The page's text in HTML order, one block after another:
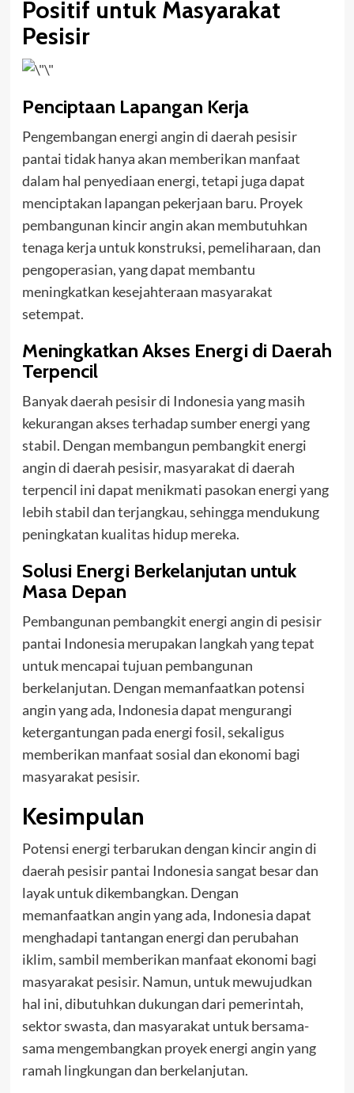
Positif untuk Masyarakat
Pesisir
Penciptaan Lapangan Kerja
Pengembangan energi angin di daerah pesisir
pantai tidak hanya akan memberikan manfaat
dalam hal penyediaan energi, tetapi juga dapat
menciptakan lapangan pekerjaan baru. Proyek
pembangunan kincir angin akan membutuhkan
tenaga kerja untuk konstruksi, pemeliharaan, dan
pengoperasian, yang dapat membantu
meningkatkan kesejahteraan masyarakat
setempat.
Meningkatkan Akses Energi di Daerah
Terpencil
Banyak daerah pesisir di Indonesia yang masih
kekurangan akses terhadap sumber energi yang
stabil. Dengan membangun pembangkit energi
angin di daerah pesisir, masyarakat di daerah
terpencil ini dapat menikmati pasokan energi yang
lebih stabil dan terjangkau, sehingga mendukung
peningkatan kualitas hidup mereka.
Solusi Energi Berkelanjutan untuk
Masa Depan
Pembangunan pembangkit energi angin di pesisir
pantai Indonesia merupakan langkah yang tepat
untuk mencapai tujuan pembangunan
berkelanjutan. Dengan memanfaatkan potensi
angin yang ada, Indonesia dapat mengurangi
ketergantungan pada energi fosil, sekaligus
memberikan manfaat sosial dan ekonomi bagi
masyarakat pesisir.
Kesimpulan
Potensi energi terbarukan dengan kincir angin di
daerah pesisir pantai Indonesia sangat besar dan
layak untuk dikembangkan. Dengan
memanfaatkan angin yang ada, Indonesia dapat
menghadapi tantangan energi dan perubahan
iklim, sambil memberikan manfaat ekonomi bagi
masyarakat pesisir. Namun, untuk mewujudkan
hal ini, dibutuhkan dukungan dari pemerintah,
sektor swasta, dan masyarakat untuk bersama-
sama mengembangkan proyek energi angin yang
ramah lingkungan dan berkelanjutan.